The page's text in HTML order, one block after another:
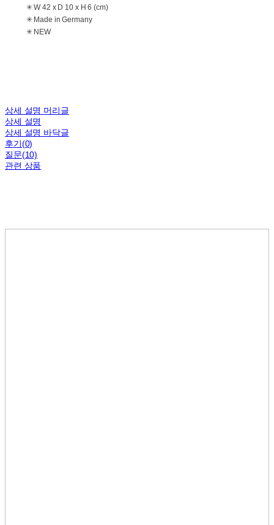
✳ W 42 x D 10 x H 6 (cm)
✳ Made in Germany
✳ NEW
상세 설명 머리글
상세 설명
상세 설명 바닥글
후기(0)
질문(10)
관련 상품